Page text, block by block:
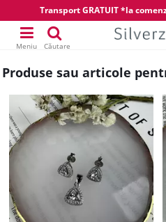
Transport GRATUIT *la
Meniu Căutare
Produse sau articole